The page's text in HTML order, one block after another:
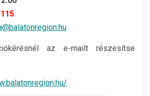
az e-mailt részesítse